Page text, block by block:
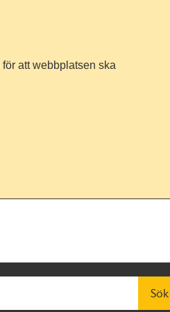
att webbplatsen ska
Sök